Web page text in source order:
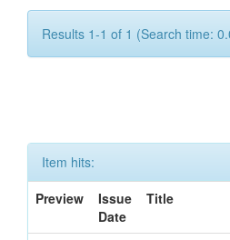
Results 1-1 of 1 (Search time:
Item hits:
Preview
Issue
Date
Title